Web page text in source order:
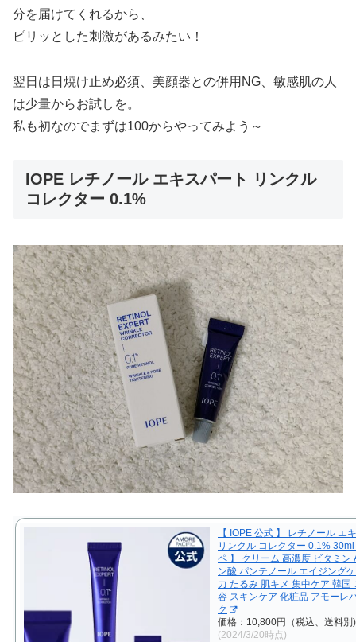
分を届けてくれるから、
ピリッとした刺激があるみたい！
翌日は日焼け止め必須、美顔器との併用NG、敏感肌の人
は少量からお試しを。
私も初なのでまずは100からやってみよう～
IOPE レチノール エキスパート リンクル
コレクター 0.1%
【 IOPE 公式 】 レチノール エ
リンクル コレクター 0.1%
ペ 】 クリーム 高濃度 ビタミン
ン酸 パンテノール エイジング
力 たるみ 肌キメ 集中ケア 韓国
容 スキンケア 化粧品 アモーレ
ク
価格：10,800円（税込、送料別)
(2024/3/20時点)